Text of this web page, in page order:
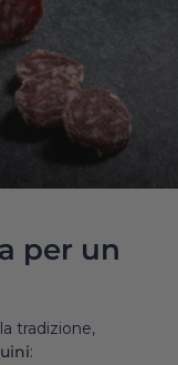
per un
tradizione,
: